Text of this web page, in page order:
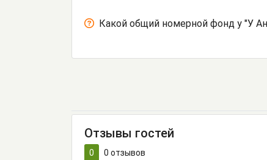
Какой общий номерной фонд у "У
Отзывы гостей
0 0 отзывов